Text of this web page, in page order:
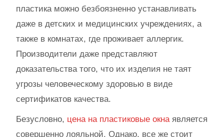
пластика можно безбоязненно устанавливать
даже в детских и медицинских учреждениях, а
также в комнатах, где проживает аллергик.
Производители даже представляют
доказательства того, что их изделия не таят
угрозы человеческому здоровью в виде
сертификатов качества.
Безусловно, цена на пластиковые окна является
совершенно лояльной. Однако, все же стоит